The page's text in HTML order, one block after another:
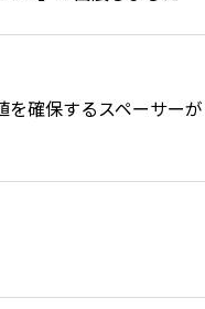
を確保するスペーサーが